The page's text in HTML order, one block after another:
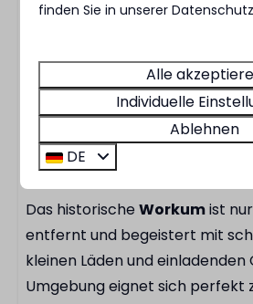
Das MarinaPark Beach Resort
IJsselmeer und bietet alles,
sorgenfreien Aufenthalt
Strand, Supermarkt,
und gemütliche Gastronomie
Das historische Workumist
entfernt und begeistert mit
kleinen Läden und einladenden
Umgebung eignet sich perfekt
finden Sie in unserer
Alle
Individuelle
Ablehnen
DE